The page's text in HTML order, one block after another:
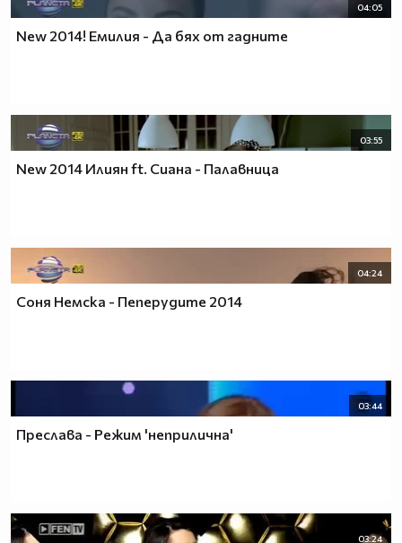
04:05
New 2014! Емилия - Да бях от гадните
03:55
New 2014 Илиян ft. Сиана - Палавница
04:24
Соня Немска - Пеперудите 2014
03:44
Преслава - Режим 'неприлична'
03:24